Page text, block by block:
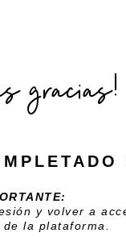
gracias!
y volver a
la plataforma.